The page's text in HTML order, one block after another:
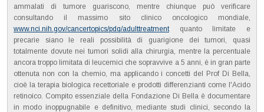
ammalati di tumore guariscono, mentre chiunque può verificare
consultando il massimo sito clinico oncologico mondiale,
www.nci.nih.gov/cancertopics/pdq/adulttreatmentquanto limitate e
precarie siano le reali possibilità di guarigione dei tumori, quasi
totalmente dovute nei tumori solidi alla chirurgia, mentre la percentuale
ancora troppo limitata di leucemici che sopravvive a 5 anni, è in gran parte
ottenuta non con la chemio, ma applicando i concetti del Prof Di Bella,
cioè la terapia biologica recettoriale e prodotti differenzianti come l'Acido
retinoico. Compito essenziale della Fondazione Di Bella è documentare
in modo inoppugnabile e definitivo, mediante studi clinici, secondo la